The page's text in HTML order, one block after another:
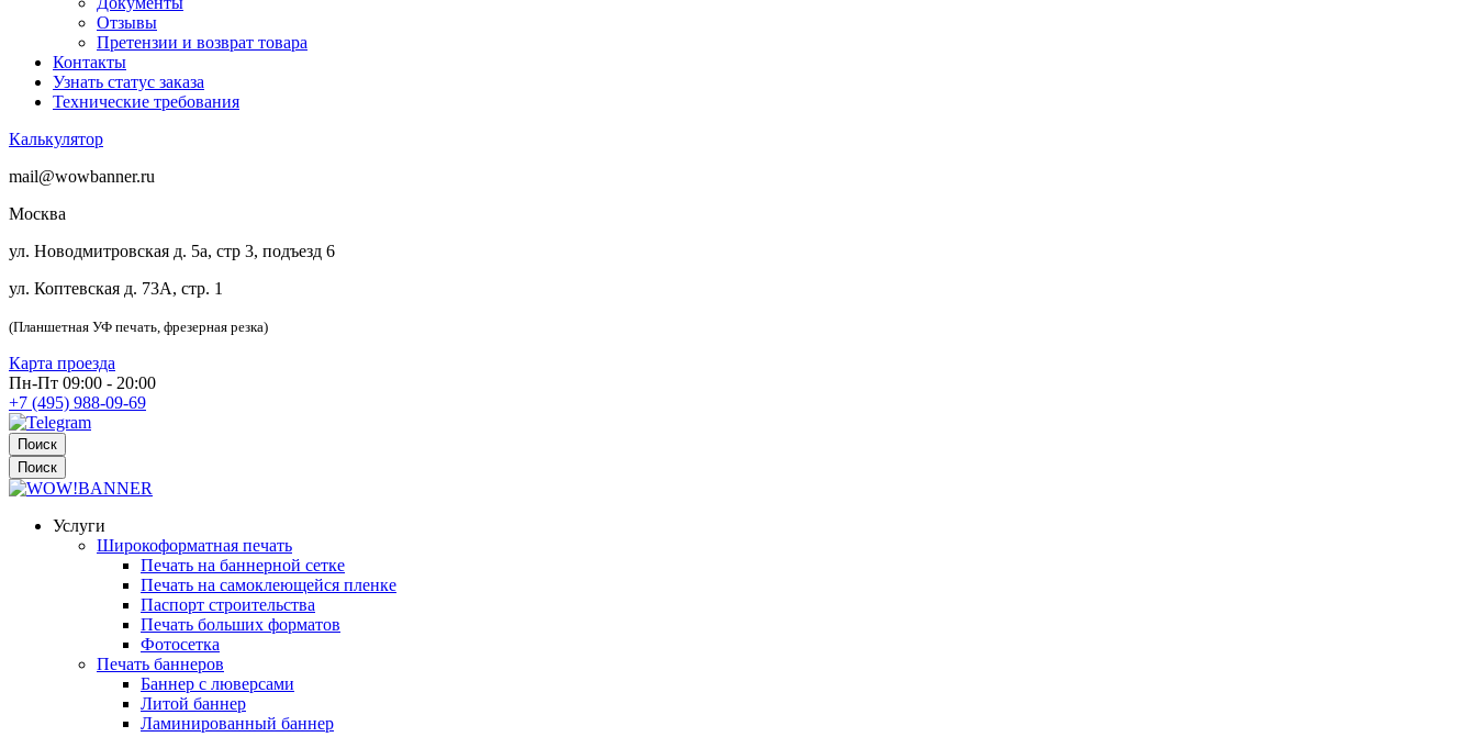
Отзывы
Претензии и возврат товара
Контакты
Узнать статус заказа
Технические требования
Калькулятор
mail@wowbanner.ru
Москва
ул. Новодмитровская д. 5а, стр 3, подъезд 6
ул. Коптевская д. 73А, стр. 1
(Планшетная УФ печать, фрезерная резка)
Карта проезда
Пн-Пт 09:00 - 20:00
+7 (495) 988-09-69
Поиск
Поиск
Услуги
Широкоформатная печать
Печать на баннерной сетке
Печать на самоклеющейся пленке
Паспорт строительства
Печать больших форматов
Фотосетка
Печать баннеров
Баннер с люверсами
Литой баннер
Ламинированный баннер